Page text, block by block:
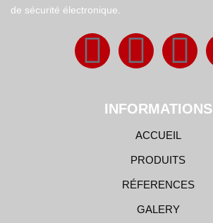
de sécurité électronique.
INFORMATIONS
ACCUEIL
PRODUITS
RÉFERENCES
GALERY